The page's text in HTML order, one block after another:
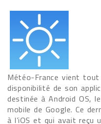
Météo-France vient tout
disponibilité de son
destinée à Android OS,
mobile de Google. Ce
à l’iOS et qui avait reçu